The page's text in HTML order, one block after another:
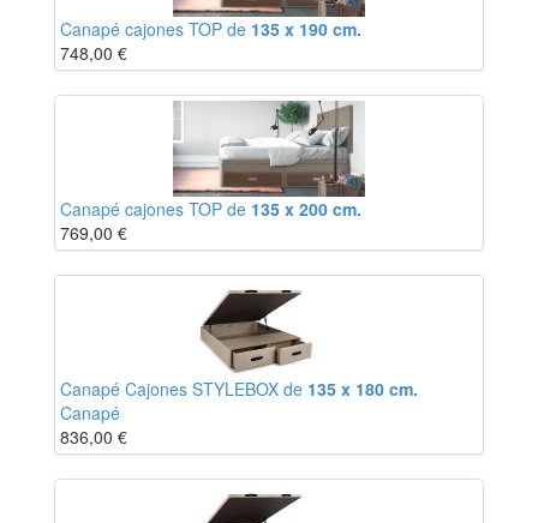
Canapé cajones TOP de 135 x 190 cm.
748,00 €
Canapé cajones TOP de 135 x 200 cm.
769,00 €
Canapé Cajones STYLEBOX de 135 x 180 cm.
Canapé
836,00 €